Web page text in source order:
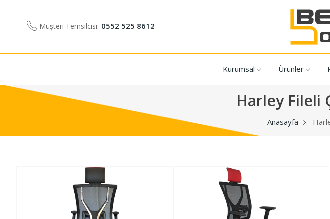
Müşteri Temsilcisi: 0552 525 8612
Kurumsal Ürünler
Harley Fileli
Anasayfa